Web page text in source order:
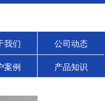
我们 公司动态
案例 产品知识